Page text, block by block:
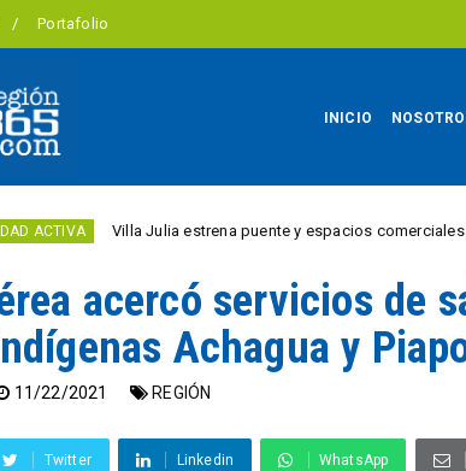
Portafolio
INICIO
Villa Julia estrena puente y espacios comerciales renovados
acercó servicios de
Achagua y
11/22/2021 REGIÓN
Twitter Linkedin WhatsApp